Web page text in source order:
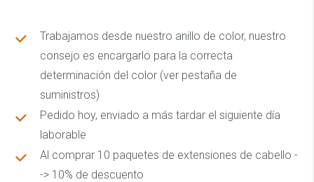
Trabajamos desde nuestro anillo de color, nuestro
consejo es encargarlo para la correcta
determinación del color (ver pestaña de
suministros)
Pedido hoy, enviado a más tardar el siguiente día
laborable
Al comprar 10 paquetes de extensiones de cabello -
-> 10% de descuento